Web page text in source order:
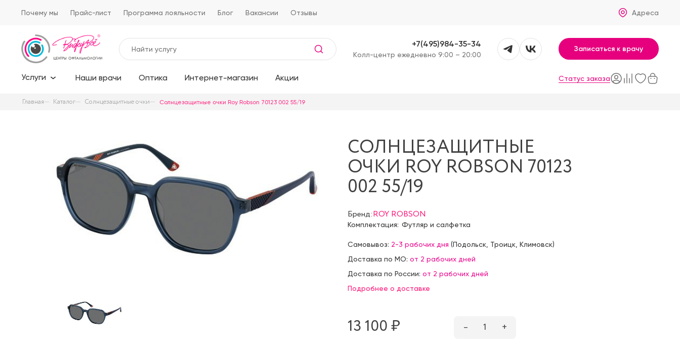
Почему мы Прайс-лист Программа лояльности Блог Вакансии Отзывы Адреса
+7(495)984-35-34
Kолл-центр ежедневно 9:00 – 20:00
Записаться к врачу
Услуги Наши врачи Оптика Интернет-магазин Акции Статус заказа
Главная Каталог Солнцезащитные очки Солнцезащитные очки Roy Robson 70123 002 55/19
СОЛНЦЕЗАЩИТНЫЕ
ОЧКИ ROY ROBSON 70123
002 55/19
Бренд:ROY ROBSON
Комплектация: Футляр и салфетка
Самовывоз: 2-3 рабочих дня (Подольск, Троицк, Климовск)
Доставка по МО: от 2 рабочих дней
Доставка по России: от 2 рабочих дней
Подробнее о доставке
13 100 ₷ – 1 +